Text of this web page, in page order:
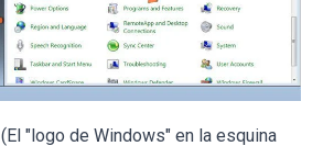
(El "logo de Windows" en la esquina